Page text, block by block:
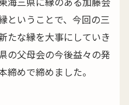
ということで、今回の三
たな縁を大事にしていき
の父母会の今後益々の発
締めで締めました。